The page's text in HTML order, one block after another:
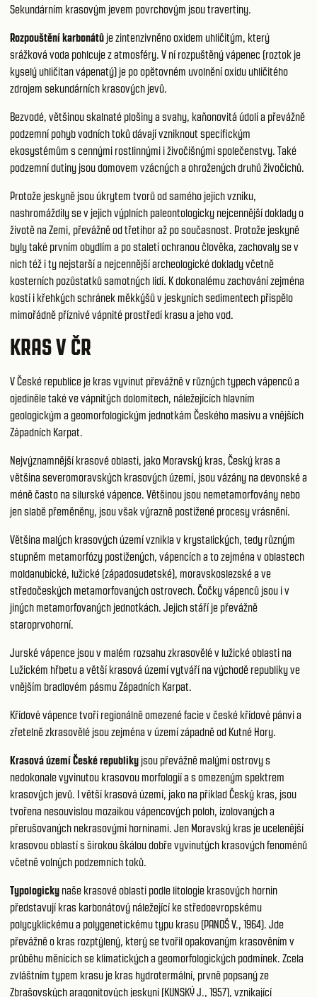
Sekundárním krasovým jevem povrchovým jsou travertiny.
Rozpouštění karbonátů je zintenzivněno oxidem uhličitým, který
srážková voda pohlcuje z atmosféry. V ní rozpuštěný vápenec (roztok je
kyselý uhličitan vápenatý) je po opětovném uvolnění oxidu uhličitého
zdrojem sekundárních krasových jevů.
Bezvodé, většinou skalnaté plošiny a svahy, kaňonovitá údolí a převážně
podzemní pohyb vodních toků dávají vzniknout specifickým
ekosystémům s cennými rostlinnými i živočišnými společenstvy. Také
podzemní dutiny jsou domovem vzácných a ohrožených druhů živočichů.
Protože jeskyně jsou úkrytem tvorů od samého jejich vzniku,
nashromáždily se v jejich výplních paleontologicky nejcennější doklady o
životě na Zemi, převážně od třetihor až po současnost. Protože jeskyně
byly také prvním obydlím a po staletí ochranou člověka, zachovaly se v
nich též i ty nejstarší a nejcennější archeologické doklady včetně
kosterních pozůstatků samotných lidí. K dokonalému zachování zejména
kostí i křehkých schránek měkkýšů v jeskyních sedimentech přispělo
mimořádně příznivé vápnité prostředí krasu a jeho vod.
KRAS V ČR
V České republice je kras vyvinut převážně v různých typech vápenců a
ojediněle také ve vápnitých dolomitech, náležejících hlavním
geologickým a geomorfologickým jednotkám Českého masivu a vnějších
Západních Karpat.
Nejvýznamnější krasové oblasti, jako Moravský kras, Český kras a
většina severomoravských krasových území, jsou vázány na devonské a
méně často na silurské vápence. Většinou jsou nemetamorfovány nebo
jen slabě přeměněny, jsou však výrazně postižené procesy vrásnění.
Většina malých krasových území vznikla v krystalických, tedy různým
stupněm metamorfózy postižených, vápencích a to zejména v oblastech
moldanubické, lužické (západosudetské), moravskoslezské a ve
středočeských metamorfovaných ostrovech. Čočky vápenců jsou i v
jiných metamorfovaných jednotkách. Jejich stáří je převážně
staroprvohorní.
Jurské vápence jsou v malém rozsahu zkrasovělé v lužické oblasti na
Lužickém hřbetu a větší krasová území vytváří na východě republiky ve
vnějším bradlovém pásmu Západních Karpat.
Křídové vápence tvoří regionálně omezené facie v české křídové pánvi a
zřetelně zkrasovělé jsou zejména v území západně od Kutné Hory.
Krasová území České republiky jsou převážně malými ostrovy s
nedokonale vyvinutou krasovou morfologií a s omezeným spektrem
krasových jevů. I větší krasová území, jako na příklad Český kras, jsou
tvořena nesouvislou mozaikou vápencových poloh, izolovaných a
přerušovaných nekrasovými horninami. Jen Moravský kras je ucelenější
krasovou oblastí s širokou škálou dobře vyvinutých krasových fenoménů
včetně volných podzemních toků.
Typologicky naše krasové oblasti podle litologie krasových hornin
představují kras karbonátový náležející ke středoevropskému
polycyklickému a polygenetickému typu krasu (PANOŠ V., 1964). Jde
převážně o kras rozptýlený, který se tvořil opakovaným krasověním v
průběhu měnících se klimatických a geomorfologických podmínek. Zcela
zvláštním typem krasu je kras hydrotermální, prvně popsaný ze
Zbrašovských aragonitových jeskyní (KUNSKÝ J., 1957), vznikající